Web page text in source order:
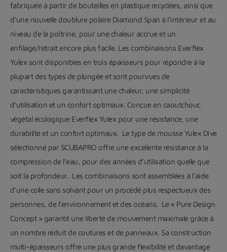
fabriquée à partir de bouteilles en plastique recyclées, ainsi que
d’une nouvelle doublure polaire Diamond Span à l’intérieur et au
niveau de la poitrine, pour une chaleur accrue et un
enfilage/retrait encore plus facile. Les combinaisons Everflex
Yulex sont disponibles en trois épaisseurs pour répondre à la
plupart des types de plongée et sont pourvues de
caractéristiques garantissant une chaleur, une simplicité
d’utilisation et un confort optimaux. Conçue en caoutchouc
végétal écologique Everflex Yulex pour une résistance, une
durabilité et un confort optimaux. Le type de mousse Yulex Dive
sélectionné par SCUBAPRO offre une excellente résistance à la
compression de l’eau, pour des années d’utilisation quelle que
soit la profondeur. Les combinaisons sont assemblées à l’aide
d’une colle sans solvant pour un procédé plus respectueux des
personnes, de l’environnement et des océans. Le « Pure Design
Concept » garantit une liberté de mouvement maximale grâce à
un nombre réduit de coutures et de panneaux. Sa construction
multi-épaisseurs offre une plus grande flexibilité et davantage